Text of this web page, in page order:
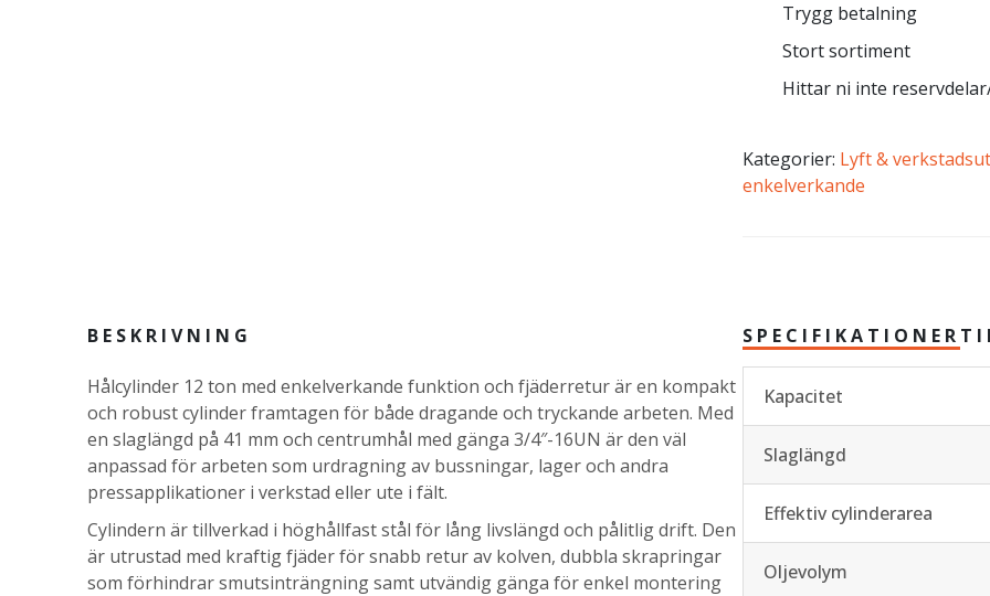
Trygg betalning
Stort sortiment
Hittar ni inte
Kategorier: Lyft &
enkelverkande
BESKRIVNING
Hålcylinder 12 ton med enkelverkande funktion och fjäderretur är en kompakt
och robust cylinder framtagen för både dragande och tryckande arbeten. Med
en slaglängd på 41 mm och centrumhål med gänga 3/4″-16UN är den väl
anpassad för arbeten som urdragning av bussningar, lager och andra
pressapplikationer i verkstad eller ute i fält.
Cylindern är tillverkad i höghållfast stål för lång livslängd och pålitlig drift. Den
är utrustad med kraftig fjäder för snabb retur av kolven, dubbla skrapringar
som förhindrar smutsinträngning samt utvändig gänga för enkel montering
SPECIFIKATIONER
Kapacitet
Slaglängd
Effektiv cylinderarea
Oljevolym